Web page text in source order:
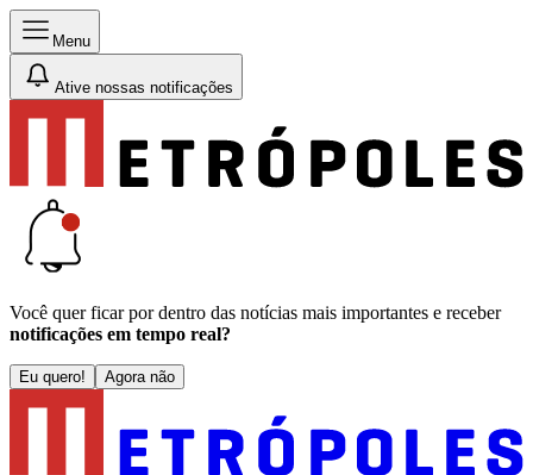
Menu
Ative nossas notificações
Você quer ficar por dentro das notícias mais importantes e receber
notificações em tempo real?
Eu quero! Agora não